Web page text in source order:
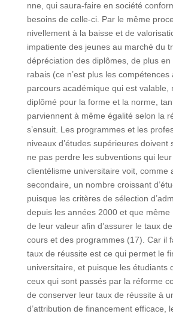
nne, qui saura-faire en société
besoins de celle-ci. Par le même
nivellement à la baisse et de
impatiente des jeunes au marché du
dépréciation des diplômes, de plus en
rabais (ce n’est plus les compétences
parcours académique qui est valable,
diplômé pour la forme et la norme,
parviennent à même égalité selon la
s’ensuit. Les programmes et les
niveaux d’études supérieures doivent
ne pas perdre les subventions qui
clientélisme universitaire voit, comme
secondaire, un nombre croissant
puisque les critères de sélection
depuis les années 2000 et que même
de leur valeur afin d’assurer le taux
cours et des programmes (17). Car il
taux de réussite est ce qui permet le
universitaire, et puisque les étudiants
ceux qui sont passés par la réforme
de conserver leur taux de réussite à
d’attribution de financement efficace,